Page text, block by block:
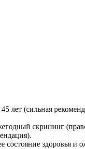
лет (сильная
скрининг
здоровья и